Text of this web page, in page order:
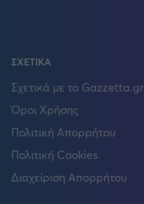
ΣΧΕΤΙΚΑ
Σχετικά με το Gazzetta.gr
Όροι Χρήσης
Πολιτική Απορρήτου
Πολιτική Cookies
Διαχείριση Απορρήτου